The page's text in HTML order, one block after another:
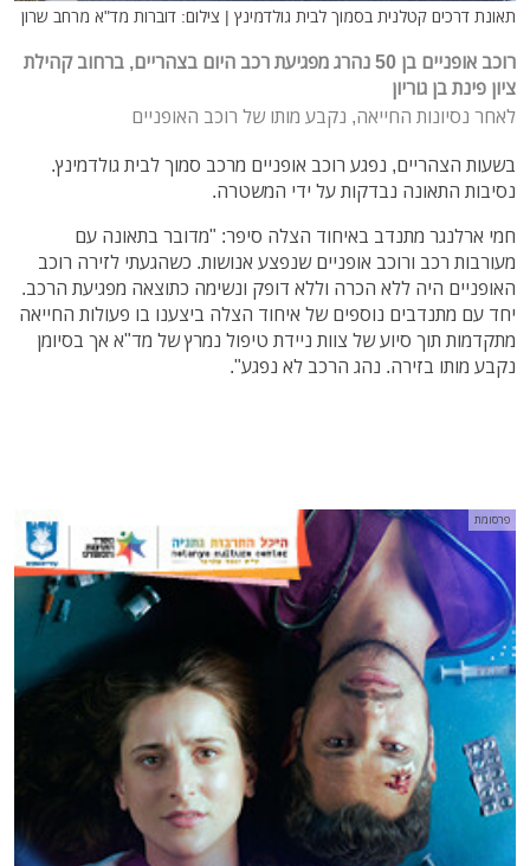
תאונת דרכים קטלנית בסמוך לבית גולדמינץ | צילום: דוברות מד"א מרחב שרון
רוכב אופניים בן 50 נהרג מפגיעת רכב היום בצהריים, ברחוב קהילת
ציון פינת בן גוריון
לאחר נסיונות החייאה, נקבע מותו של רוכב האופניים
בשעות הצהריים, נפגע רוכב אופניים מרכב סמוך לבית גולדמינץ.
נסיבות התאונה נבדקות על ידי המשטרה.
חמי ארלנגר מתנדב באיחוד הצלה סיפר: "מדובר בתאונה עם
מעורבות רכב ורוכב אופניים שנפצע אנושות. כשהגעתי לזירה רוכב
האופניים היה ללא הכרה וללא דופק ונשימה כתוצאה מפגיעת הרכב.
יחד עם מתנדבים נוספים של איחוד הצלה ביצענו בו פעולות החייאה
מתקדמות תוך סיוע של צוות ניידת טיפול נמרץ של מד"א אך בסיומן
נקבע מותו בזירה. נהג הרכב לא נפגע".
פרסומת